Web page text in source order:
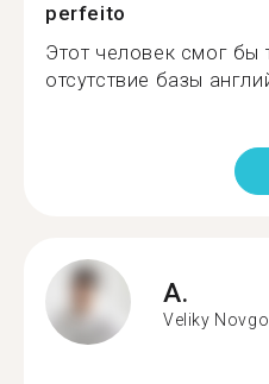
perfeito
Этот человек смог бы
отсутствие базы
A.
Veliky